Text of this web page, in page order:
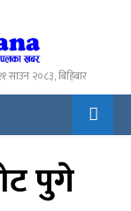
साउन २०८३, बिहिबार
पुगे